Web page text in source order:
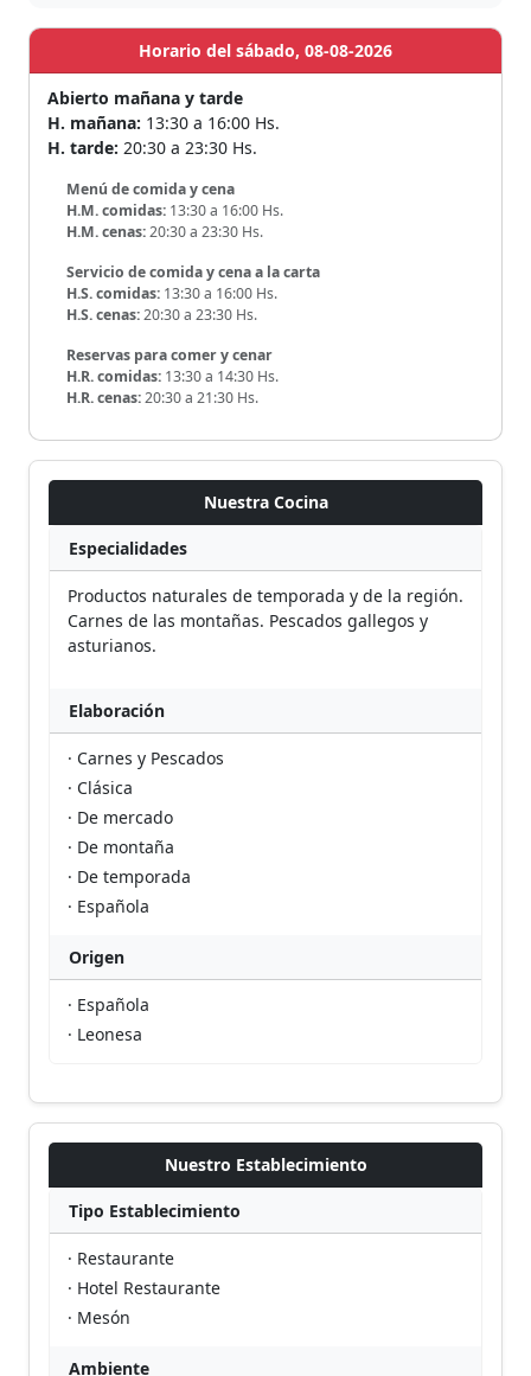
Horario del sábado, 08-08-2026
Abierto mañana y tarde
H. mañana: 13:30 a 16:00 Hs.
H. tarde: 20:30 a 23:30 Hs.
Menú de comida y cena
H.M. comidas: 13:30 a 16:00 Hs.
H.M. cenas:20:30 a 23:30 Hs.
Servicio de comida y cena a la carta
H.S. comidas: 13:30 a 16:00 Hs.
H.S. cenas:20:30 a 23:30 Hs.
Reservas para comer y cenar
H.R. comidas: 13:30 a 14:30 Hs.
H.R. cenas:20:30 a 21:30 Hs.
Nuestra Cocina
Especialidades
Productos naturales de temporada y de la región.
Carnes de las montañas. Pescados gallegos y
asturianos.
Elaboración
· Carnes y Pescados
· Clásica
· De mercado
· De montaña
· De temporada
· Española
Origen
· Española
· Leonesa
Nuestro Establecimiento
Tipo Establecimiento
· Restaurante
· Hotel Restaurante
· Mesón
Ambiente